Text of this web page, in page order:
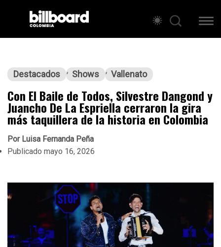
Destacados Shows Vallenato
Con El Baile de Todos, Silvestre Dangond y
Juancho De La Espriella cerraron la gira
más taquillera de la historia en Colombia
PorLuisa Fernanda Peña
Publicado mayo 16, 2026